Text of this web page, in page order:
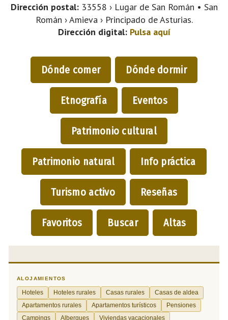
Dirección postal:33558 › Lugar de San Román • San
Román › Amieva › Principado de Asturias.
Dirección digital: Pulsa aquí
Dónde comer Dónde dormir
Etnografía Eventos
Patrimonio cultural
Patrimonio natural Info práctica
Turismo activo Reseñas
Favoritos Buscar Altas